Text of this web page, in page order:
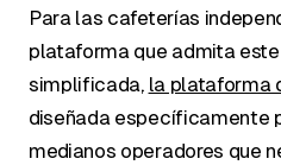
Para las cafeterías
plataforma que admita
simplificada, la plataforma
diseñada específicamente
medianos operadores que